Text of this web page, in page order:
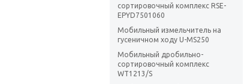
сортировочный комплекс RSE-
EPYD7501060
Мобильный измельчитель на
гусеничном ходу U-MS250
Мобильный дробильно-
сортировочный комплекс
WT1213/S